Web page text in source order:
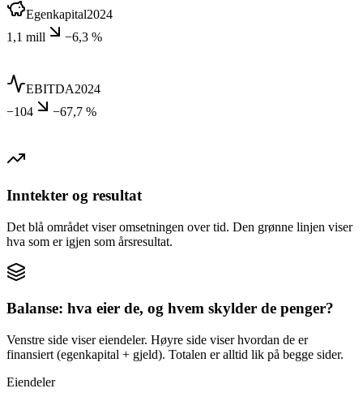
Egenkapital2024
1,1 mill
−6,3 %
EBITDA2024
−104
−67,7 %
Inntekter og resultat
Det blå området viser omsetningen over tid. Den grønne linjen viser
hva som er igjen som årsresultat.
Balanse: hva eier de, og hvem skylder de penger?
Venstre side viser eiendeler. Høyre side viser hvordan de er
finansiert (egenkapital + gjeld). Totalen er alltid lik på begge sider.
Eiendeler